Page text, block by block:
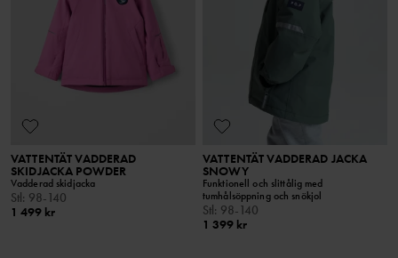
VATTENTÄT VADDERAD
SKIDJACKA POWDER
Vadderad skidjacka
Stl : 98-140
1 499 kr
VATTENTÄT VADDERAD JACKA
SNOWY
Funktionell och slittålig med
tumhålsöppning och snökjol
Stl : 98-140
1 399 kr